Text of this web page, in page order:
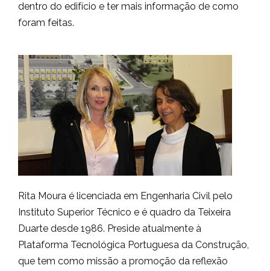
dentro do edifício e ter mais informação de como
foram feitas.
Rita Moura é licenciada em Engenharia Civil pelo
Instituto Superior Técnico e é quadro da Teixeira
Duarte desde 1986. Preside atualmente à
Plataforma Tecnológica Portuguesa da Construção,
que tem como missão a promoção da reflexão